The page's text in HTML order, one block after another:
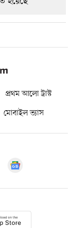
প্রথম আলো ট্রাস্ট
মোবাইল ভ্যাস